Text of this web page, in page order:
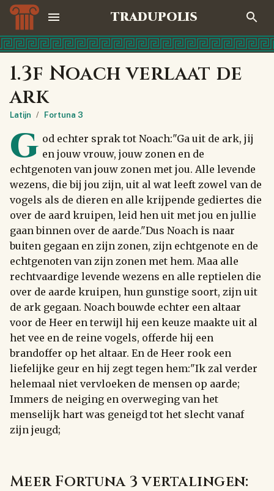
TRADUPOLIS
1.3f Noach verlaat de
ark
Latijn / Fortuna 3
G od echter sprak tot Noach:"Ga uit de ark, jij
en jouw vrouw, jouw zonen en de
echtgenoten van jouw zonen met jou. Alle levende
wezens, die bij jou zijn, uit al wat leeft zowel van de
vogels als de dieren en alle krijpende gediertes die
over de aard kruipen, leid hen uit met jou en jullie
gaan binnen over de aarde."Dus Noach is naar
buiten gegaan en zijn zonen, zijn echtgenote en de
echtgenoten van zijn zonen met hem. Maa alle
rechtvaardige levende wezens en alle reptielen die
over de aarde kruipen, hun gunstige soort, zijn uit
de ark gegaan. Noach bouwde echter een altaar
voor de Heer en terwijl hij een keuze maakte uit al
het vee en de reine vogels, offerde hij een
brandoffer op het altaar. En de Heer rook een
liefelijke geur en hij zegt tegen hem:"Ik zal verder
helemaal niet vervloeken de mensen op aarde;
Immers de neiging en overweging van het
menselijk hart was geneigd tot het slecht vanaf
zijn jeugd;
Meer Fortuna 3 vertalingen: